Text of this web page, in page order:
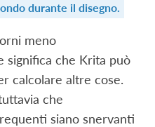
durante il disegno.
meno
significa che Krita può
calcolare altre cose.
che
siano snervanti